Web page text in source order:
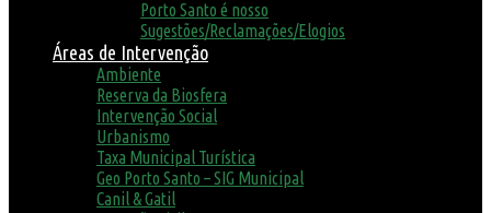
Porto Santo é nosso
Sugestões/Reclamações/Elogios
Áreas de Intervenção
Ambiente
Reserva da Biosfera
Intervenção Social
Urbanismo
Taxa Municipal Turística
Geo Porto Santo – SIG Municipal
Canil & Gatil